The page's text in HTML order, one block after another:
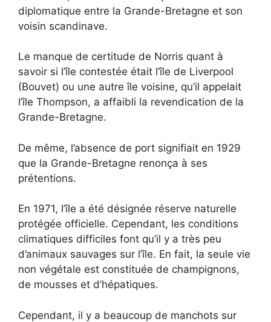
diplomatique entre la Grande-Bretagne et son
voisin scandinave.
Le manque de certitude de Norris quant à
savoir si l’île contestée était l’île de Liverpool
(Bouvet) ou une autre île voisine, qu’il appelait
l’île Thompson, a affaibli la revendication de la
Grande-Bretagne.
De même, l’absence de port signifiait en 1929
que la Grande-Bretagne renonça à ses
prétentions.
En 1971, l’île a été désignée réserve naturelle
protégée officielle. Cependant, les conditions
climatiques difficiles font qu’il y a très peu
d’animaux sauvages sur l’île. En fait, la seule vie
non végétale est constituée de champignons,
de mousses et d’hépatiques.
Cependant, il y a beaucoup de manchots sur